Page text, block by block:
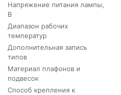
Напряжение питания лампы,
В
Диапазон рабочих
температур
Дополнительная запись
типов
Материал плафонов и
подвесок
Способ крепления к